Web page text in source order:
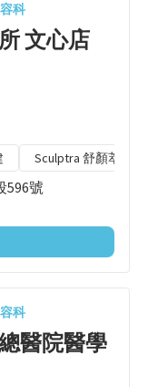
科
文心店
Sculptra 舒顏萃 / 童
596號
科
醫院醫學